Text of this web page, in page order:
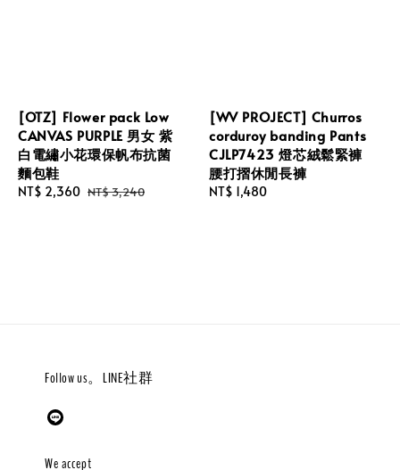
[OTZ] Flower pack Low
CANVAS PURPLE 男女 紫
白電繡小花環保帆布抗菌
麵包鞋
Sale
NT$ 2,360 Regular
NT$ 3,240
[WV PROJECT] Churros
corduroy banding Pants
CJLP7423 燈芯絨鬆緊褲
腰打摺休閒長褲
Regular
NT$ 1,480
Follow us。LINE社群
We accept